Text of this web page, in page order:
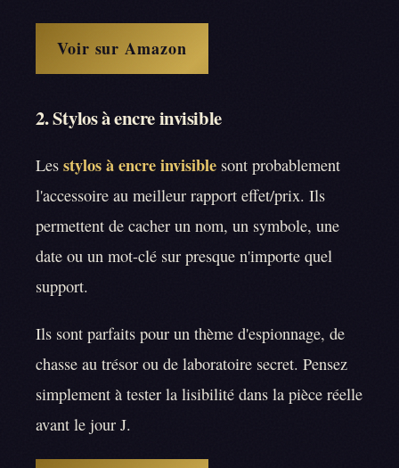
Voir sur Amazon
2. Stylos à encre invisible
Les stylos à encre invisible sont probablement
l'accessoire au meilleur rapport effet/prix. Ils
permettent de cacher un nom, un symbole, une
date ou un mot-clé sur presque n'importe quel
support.
Ils sont parfaits pour un thème d'espionnage, de
chasse au trésor ou de laboratoire secret. Pensez
simplement à tester la lisibilité dans la pièce réelle
avant le jour J.